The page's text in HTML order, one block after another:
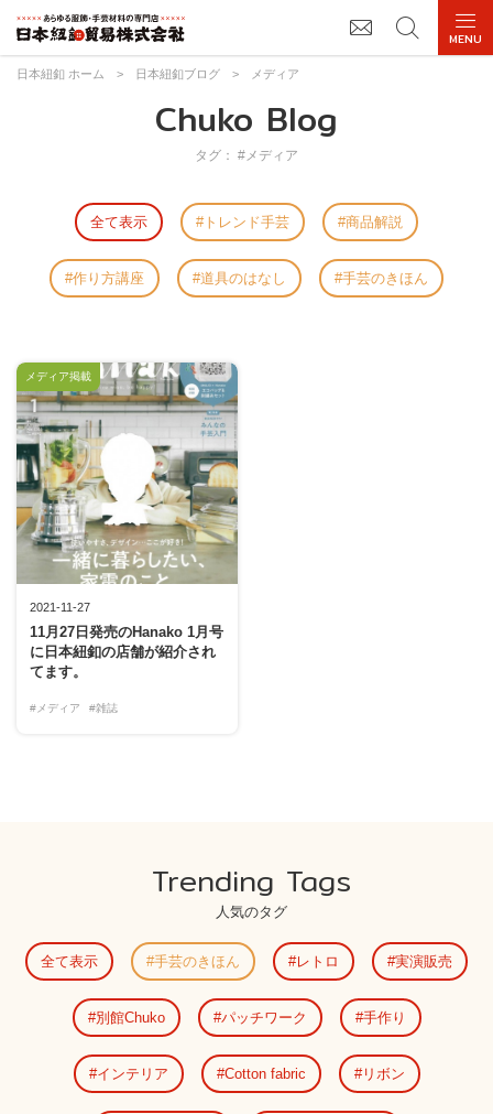
日本紐釦 ホーム > 日本紐釦ブログ > メディア
Chuko Blog
タグ： #メディア
全て表示 トレンド手芸 商品解説
作り方講座 道具のはなし 手芸のきほん
2021-11-27
11月27日発売のHanako 1月号
に日本紐釦の店舗が紹介され
てます。
#メディア #雑誌
メディア掲載
Trending Tags
人気のタグ
全て表示 手芸のきほん レトロ 実演販売
別館Chuko パッチワーク 手作り
インテリア Cotton fabric リボン